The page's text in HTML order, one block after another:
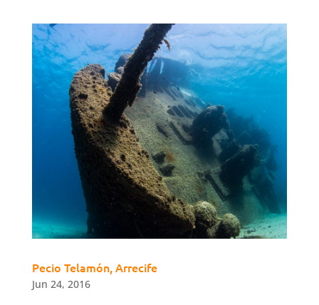
Pecio Telamón, Arrecife
Jun 24, 2016